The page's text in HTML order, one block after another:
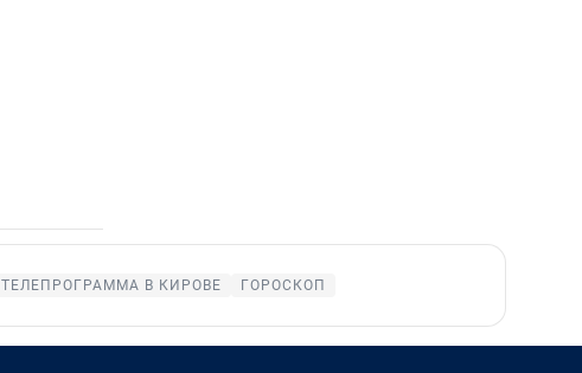
ТЕЛЕПРОГРАММА В КИРОВЕ ГОРОСКОП